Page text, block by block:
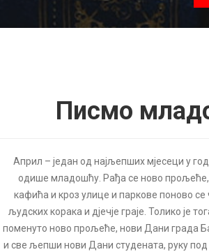
Писмо
Април – један од најљепших мјесеци у
одише младошћу. Рађа се ново прољеће,
кафића и кроз улице и паркове поново се
људских корака и дјечје граје. Толико је
поменуто ново прољеће, нови Дани града
и све љепши нови Дани студената, руку